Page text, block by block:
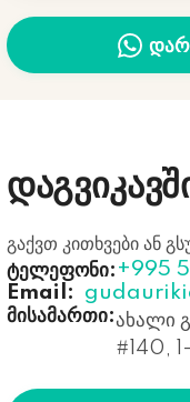
გაქვთ კითხვები ან
ტელეფონი: +995
Email:
მისამართი:ახალი
#140,